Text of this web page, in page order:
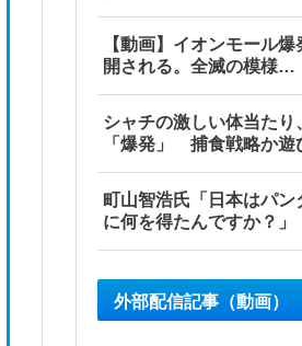
していないんだけど……他
【動画】イオンモール
開される。全滅の模様…
シャチの激しい体当たり
「爆発」 捕食戦略か遊
町山智浩氏「日本はパン
に何を得たんですか？」
外部配信記事（動画）